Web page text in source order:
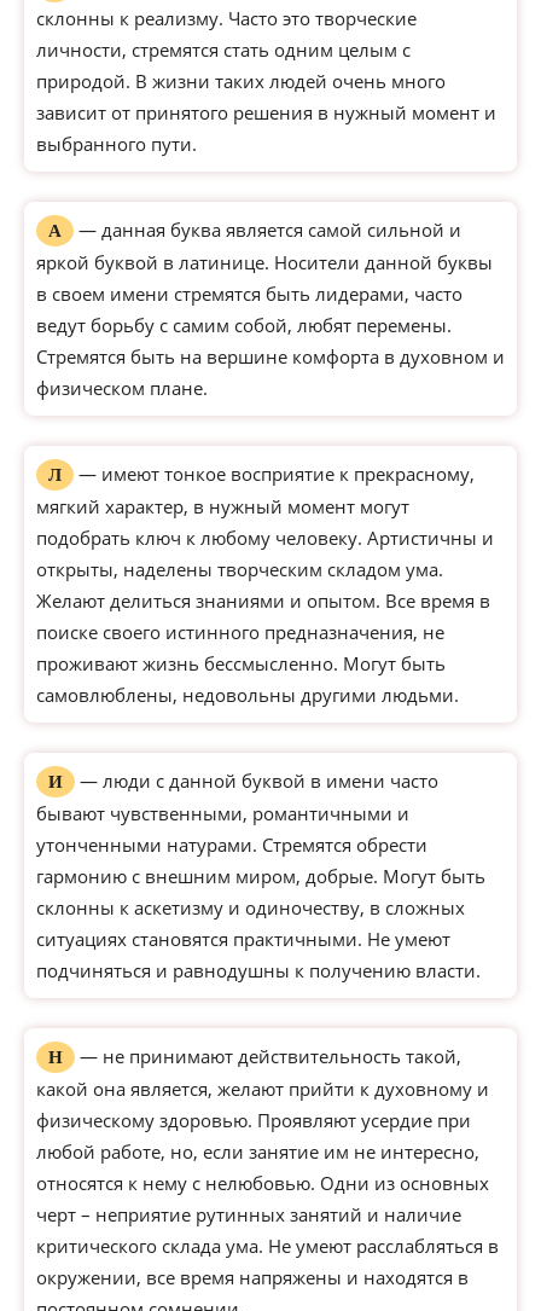
склонны к реализму. Часто это творческие
личности, стремятся стать одним целым с
природой. В жизни таких людей очень много
зависит от принятого решения в нужный момент и
выбранного пути.
А
— данная буква является самой сильной и
яркой буквой в латинице. Носители данной буквы
в своем имени стремятся быть лидерами, часто
ведут борьбу с самим собой, любят перемены.
Стремятся быть на вершине комфорта в духовном и
физическом плане.
Л
— имеют тонкое восприятие к прекрасному,
мягкий характер, в нужный момент могут
подобрать ключ к любому человеку. Артистичны и
открыты, наделены творческим складом ума.
Желают делиться знаниями и опытом. Все время в
поиске своего истинного предназначения, не
проживают жизнь бессмысленно. Могут быть
самовлюблены, недовольны другими людьми.
И
— люди с данной буквой в имени часто
бывают чувственными, романтичными и
утонченными натурами. Стремятся обрести
гармонию с внешним миром, добрые. Могут быть
склонны к аскетизму и одиночеству, в сложных
ситуациях становятся практичными. Не умеют
подчиняться и равнодушны к получению власти.
Н
— не принимают действительность такой,
какой она является, желают прийти к духовному и
физическому здоровью. Проявляют усердие при
любой работе, но, если занятие им не интересно,
относятся к нему с нелюбовью. Одни из основных
черт – неприятие рутинных занятий и наличие
критического склада ума. Не умеют расслабляться в
окружении, все время напряжены и находятся в